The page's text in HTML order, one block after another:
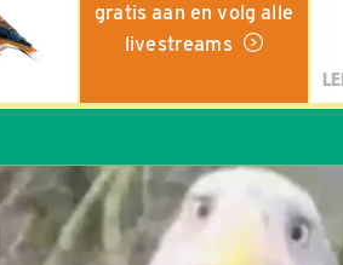
gratis aan en volg alle
livestreams